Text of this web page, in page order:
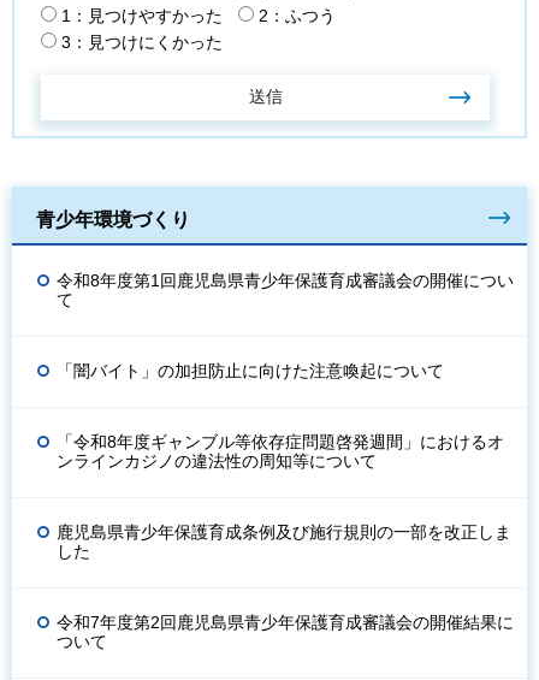
1：見つけやすかった
2：ふつう
3：見つけにくかった
青少年環境づくり
令和8年度第1回鹿児島県青少年保護育成審議会の開催につい
て
「闇バイト」の加担防止に向けた注意喚起について
「令和8年度ギャンブル等依存症問題啓発週間」におけるオ
ンラインカジノの違法性の周知等について
鹿児島県青少年保護育成条例及び施行規則の一部を改正しま
した
令和7年度第2回鹿児島県青少年保護育成審議会の開催結果に
ついて